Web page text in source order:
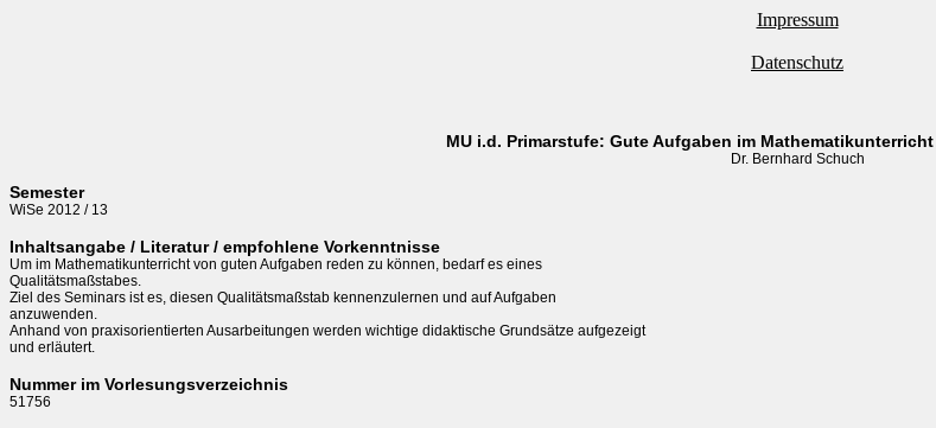
Impressum
Datenschutz
MU i.d. Primarstufe: Gute Aufgaben im
Dr. Bernhard Schuch
Semester
WiSe 2012 / 13
Inhaltsangabe / Literatur / empfohlene Vorkenntnisse
Um im Mathematikunterricht von guten Aufgaben reden zu können, bedarf es eines
Qualitätsmaßstabes.
Ziel des Seminars ist es, diesen Qualitätsmaßstab kennenzulernen und auf Aufgaben
anzuwenden.
Anhand von praxisorientierten Ausarbeitungen werden wichtige didaktische Grundsätze aufgezeigt
Nummer im Vorlesungsverzeichnis
51756